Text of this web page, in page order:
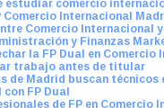
estudiar comercio
Comercio Internacional
Comercio Internacional
y Finanzas
la FP Dual en Comercio
trabajo antes de titular
de Madrid buscan técnicos
FP Dual
de FP en Comercio